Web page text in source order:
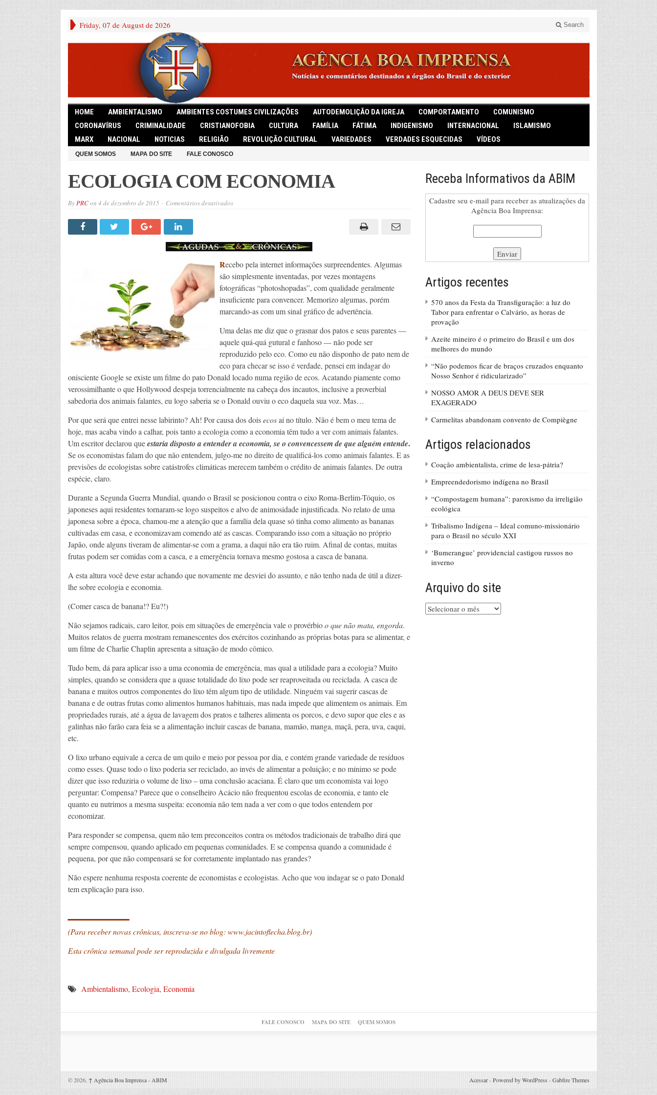
Friday, 07 de August de 2026 Search
HOME AMBIENTALISMO AMBIENTES COSTUMES CIVILIZAÇÕES AUTODEMOLIÇÃO DA IGREJA COMPORTAMENTO
COMUNISMO
CORONAVÍRUS
CRIMINALIDADE CRISTIANOFOBIA CULTURA FAMÍLIA FÁTIMA INDIGENISMO INTERNACIONAL
ISLAMISMO
MARX
NACIONAL NOTICIAS RELIGIÃO REVOLUÇÃO CULTURAL VARIEDADES VERDADES ESQUECIDAS VÍDEOS
QUEM SOMOS MAPA DO SITE FALE CONOSCO
ECOLOGIA COM ECONOMIA
ByPRCon 4 de dezembro de 2015 Comentários desativadosem
Recebo pela internet informações surpreendentes. Algumas
são simplesmente inventadas, por vezes montagens
fotográficas “photoshopadas”, com qualidade geralmente
insuficiente para convencer. Memorizo algumas, porém
marcando-as com um sinal gráfico de advertência.
Uma delas me diz que o grasnar dos patos e seus parentes —
aquele quá-quá gutural e fanhoso — não pode ser
reproduzido pelo eco. Como eu não disponho de pato nem de
eco para checar se isso é verdade, pensei em indagar do
onisciente Google se existe um filme do pato Donald locado numa região de ecos. Acatando piamente como
verossimilhante o que Hollywood despeja torrencialmente na cabeça dos incautos, inclusive a proverbial
sabedoria dos animais falantes, eu logo saberia se o Donald ouviu o eco daquela sua voz. Mas…
Por que será que entrei nesse labirinto? Ah! Por causa dos doisecosaí no título. Não é bem o meu tema de
hoje, mas acaba vindo a calhar, pois tanto a ecologia como a economia têm tudo a ver com animais falantes.
Um escritor declarou queestaria disposto a entender a economia, se o convencessem de que alguém entende.
Se os economistas falam do que não entendem, julgo-me no direito de qualificá-los como animais falantes. E as
previsões de ecologistas sobre catástrofes climáticas merecem também o crédito de animais falantes. De outra
espécie, claro.
Durante a Segunda Guerra Mundial, quando o Brasil se posicionou contra o eixo Roma-Berlim-Tóquio, os
japoneses aqui residentes tornaram-se logo suspeitos e alvo de animosidade injustificada. No relato de uma
japonesa sobre a época, chamou-me a atenção que a família dela quase só tinha como alimento as bananas
cultivadas em casa, e economizavam comendo até as cascas. Comparando isso com a situação no próprio
Japão, onde alguns tiveram de alimentar-se com a grama, a daqui não era tão ruim. Afinal de contas, muitas
frutas podem ser comidas com a casca, e a emergência tornava mesmo gostosa a casca de banana.
A esta altura você deve estar achando que novamente me desviei do assunto, e não tenho nada de útil a dizer-
lhe sobre ecologia e economia.
(Comer casca de banana!? Eu?!)
Não sejamos radicais, caro leitor, pois em situações de emergência vale o provérbioo que não mata, engorda.
Muitos relatos de guerra mostram remanescentes dos exércitos cozinhando as próprias botas para se alimentar, e
um filme de Charlie Chaplin apresenta a situação de modo cômico.
Tudo bem, dá para aplicar isso a uma economia de emergência, mas qual a utilidade para a ecologia? Muito
simples, quando se considera que a quase totalidade do lixo pode ser reaproveitada ou reciclada. A casca de
banana e muitos outros componentes do lixo têm algum tipo de utilidade. Ninguém vai sugerir cascas de
banana e de outras frutas como alimentos humanos habituais, mas nada impede que alimentem os animais. Em
propriedades rurais, até a água de lavagem dos pratos e talheres alimenta os porcos, e devo supor que eles e as
galinhas não farão cara feia se a alimentação incluir cascas de banana, mamão, manga, maçã, pera, uva, caqui,
etc.
O lixo urbano equivale a cerca de um quilo e meio por pessoa por dia, e contém grande variedade de resíduos
como esses. Quase todo o lixo poderia ser reciclado, ao invés de alimentar a poluição; e no mínimo se pode
dizer que isso reduziria o volume de lixo – uma conclusão acaciana. É claro que um economista vai logo
perguntar: Compensa? Parece que o conselheiro Acácio não frequentou escolas de economia, e tanto ele
quanto eu nutrimos a mesma suspeita: economia não tem nada a ver com o que todos entendem por
economizar.
Para responder se compensa, quem não tem preconceitos contra os métodos tradicionais de trabalho dirá que
sempre compensou, quando aplicado em pequenas comunidades. E se compensa quando a comunidade é
pequena, por que não compensará se for corretamente implantado nas grandes?
Não espere nenhuma resposta coerente de economistas e ecologistas. Acho que vou indagar se o pato Donald
tem explicação para isso.
(Para receber novas crônicas, inscreva-se no blog: www.jacintoflecha.blog.br)
Esta crônica semanal pode ser reproduzida e divulgada livremente
Ambientalismo, Ecologia, Economia
Receba Informativos da ABIM
Cadastre seu e-mail para receber as atualizações da
Agência Boa Imprensa:
Artigos recentes
570 anos da Festa da Transfiguração: a luz do
Tabor para enfrentar o Calvário, as horas de
provação
Azeite mineiro é o primeiro do Brasil e um dos
melhores do mundo
“Não podemos ficar de braços cruzados enquanto
Nosso Senhor é ridicularizado”
NOSSO AMOR A DEUS DEVE SER
EXAGERADO
Carmelitas abandonam convento de Compiègne
Artigos relacionados
Coação ambientalista, crime de lesa-pátria?
Empreendedorismo indígena no Brasil
“Compostagem humana”: paroxismo da irreligião
ecológica
Tribalismo Indígena – Ideal comuno-missionário
para o Brasil no século XXI
‘Bumerangue’ providencial castigou russos no
inverno
Arquivo do site
Arquivo
do
FALE CONOSCO MAPA DO SITE QUEM SOMOS
© 2026, ↑ Agência Boa Imprensa - ABIM Acessar-Powered by WordPress -Gabfire Themes